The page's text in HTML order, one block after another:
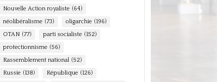
Nouvelle Action royaliste (64)
néolibéralisme (73) oligarchie (196)
OTAN (77) parti socialiste (152)
protectionnisme (56)
Rassemblement national (52)
Russie (138) République (126)